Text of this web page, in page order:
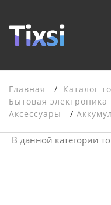
Главная
Каталог
Бытовая электроника
Аксессуары
В данной категории